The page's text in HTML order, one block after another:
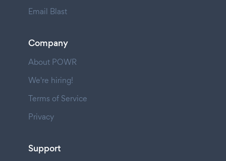
Email Blast
Company
About POWR
We're hiring!
Terms of Service
Privacy
Support